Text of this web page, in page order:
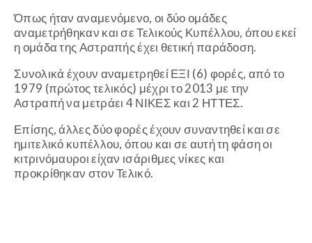
Όπως ήταν αναμενόμενο, οι δύο ομάδες
αναμετρήθηκαν και σε Τελικούς Κυπέλλου, όπου εκεί
η ομάδα της Αστραπής έχει θετική παράδοση.
Συνολικά έχουν αναμετρηθεί ΕΞΙ (6) φορές, από το
1979 (πρώτος τελικός) μέχρι το 2013 με την
Αστραπή να μετράει 4 ΝΙΚΕΣ και 2 ΗΤΤΕΣ.
Επίσης, άλλες δύο φορές έχουν συναντηθεί και σε
ημιτελικό κυπέλλου, όπου και σε αυτή τη φάση οι
κιτρινόμαυροι είχαν ισάριθμες νίκες και
προκρίθηκαν στον Τελικό.